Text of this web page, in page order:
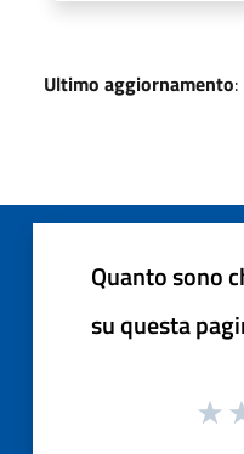
Ultimo aggiornamento
Quanto sono
su questa